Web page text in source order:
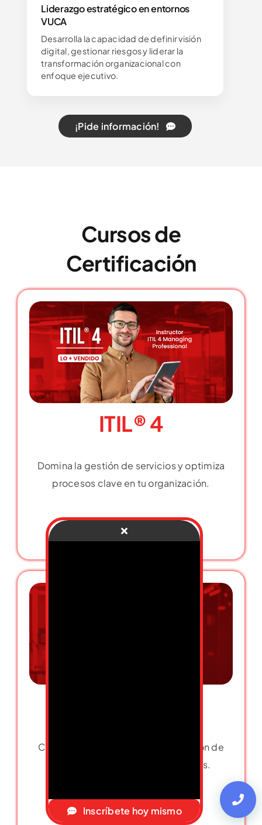
Liderazgo estratégico en entornos
VUCA
Desarrolla la capacidad de definir visión
digital, gestionar riesgos y liderar la
transformación organizacional con
enfoque ejecutivo.
¡Pide información!
Cursos de
Certificación
ITIL® 4
Domina la gestión de servicios y optimiza
procesos clave en tu organización.
Más información
Certifica tus habilidades en dirección de
proyectos y abre puertas globales.
Más información
Inscríbete hoy mismo